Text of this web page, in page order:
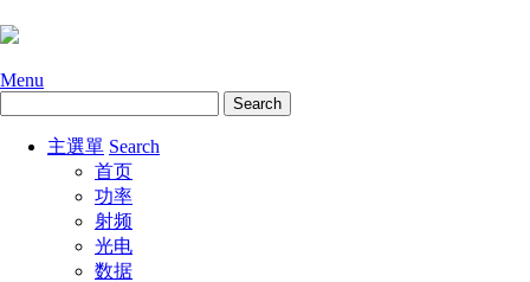
Menu
主選單 Search
首页
功率
射频
光电
数据